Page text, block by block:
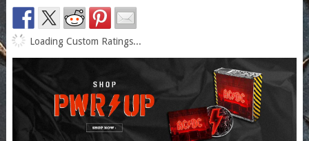
Loading Custom Ratings...